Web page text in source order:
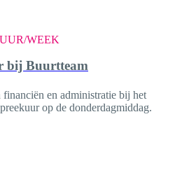
WEEK
bij Buurtteam
en administratie bij het
op de donderdagmiddag.